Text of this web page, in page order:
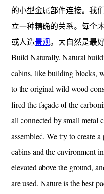
的小型金属部件连接。我
立一种精确的关系。每个
或人造景观。大自然是最
Build Naturally. Natural
cabins, like building blocks,
to the original wild wood
fired the façade of the
all connected by small metal
assembled. We try to create
cabins and the environment
elevated above the ground,
are used. Nature is the best